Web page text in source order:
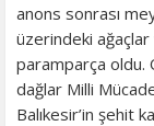
anons sonrası
üzerindeki
paramparça oldu.
dağlar Milli
Balıkesir’in şehit